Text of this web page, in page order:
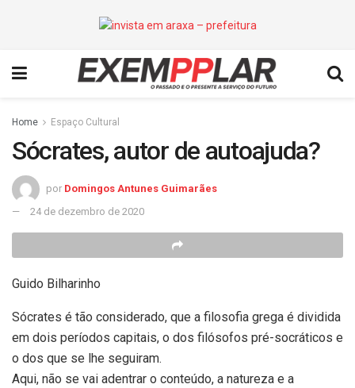
Home Espaço Cultural
Sócrates, autor de autoajuda?
por Domingos Antunes Guimarães
24 de dezembro de 2020
Guido Bilharinho
Sócrates é tão considerado, que a filosofia grega é dividida
em dois períodos capitais, o dos filósofos pré-socráticos e
o dos que se lhe seguiram.
Aqui, não se vai adentrar o conteúdo, a natureza e a